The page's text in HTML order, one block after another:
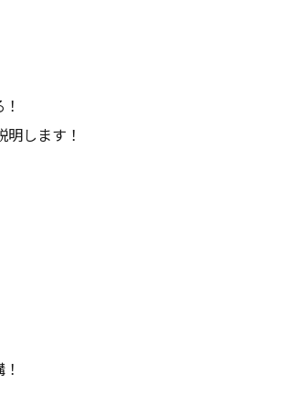
します！